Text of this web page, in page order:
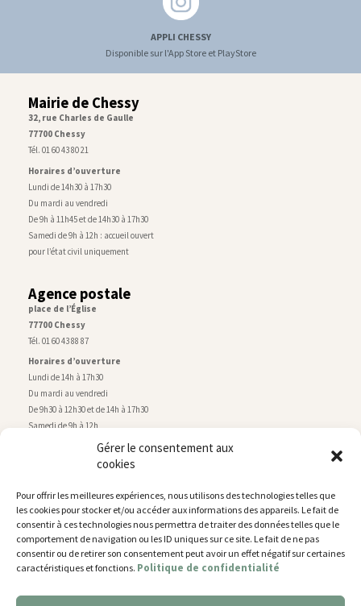
Gérer le consentement aux
cookies
Pour offrir les meilleures expériences, nous utilisons des technologies telles que
les cookies pour stocker et/ou accéder aux informations des appareils. Le fait de
consentir à ces technologies nous permettra de traiter des données telles que le
comportement de navigation ou les ID uniques sur ce site. Le fait de ne pas
consentir ou de retirer son consentement peut avoir un effet négatif sur certaines
caractéristiques et fonctions. Politique de confidentialité
APPLI CHESSY
Disponible sur l'App Store et PlayStore
Mairie de Chessy
32, rue Charles de Gaulle
77700 Chessy
Tél. 01 60 43 80 21
Horaires d’ouverture
Lundi de 14h30 à 17h30
Du mardi au vendredi
De 9h à 11h45 et de 14h30 à 17h30
Samedi de 9h à 12h : accueil ouvert
pour l’état civil uniquement
Agence postale
place de l’Église
77700 Chessy
Tél. 01 60 43 88 87
Horaires d’ouverture
Lundi de 14h à 17h30
Du mardi au vendredi
De 9h30 à 12h30 et de 14h à 17h30
Samedi de 9h à 12h
Service technique
rue de Montry–77700 Chessy
Tél. 01 60 43 52 63
Horaires d’ouverture
Lundi, mardi et jeudi
De 9h à 11h45 et de 14h30 à 17h30